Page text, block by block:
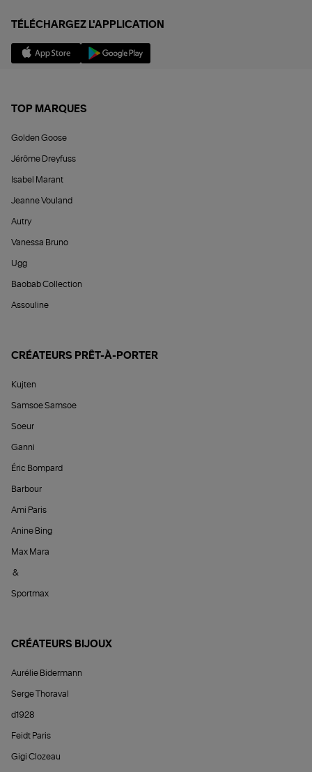
TÉLÉCHARGEZ L'APPLICATION
TOP MARQUES
Golden Goose
Jérôme Dreyfuss
Isabel Marant
Jeanne Vouland
Autry
Vanessa Bruno
Ugg
Baobab Collection
Assouline
CRÉATEURS PRÊT-À-PORTER
Kujten
Samsoe Samsoe
Soeur
Ganni
Éric Bompard
Barbour
Ami Paris
Anine Bing
Max Mara
&
Sportmax
CRÉATEURS BIJOUX
Aurélie Bidermann
Serge Thoraval
d1928
Feidt Paris
Gigi Clozeau